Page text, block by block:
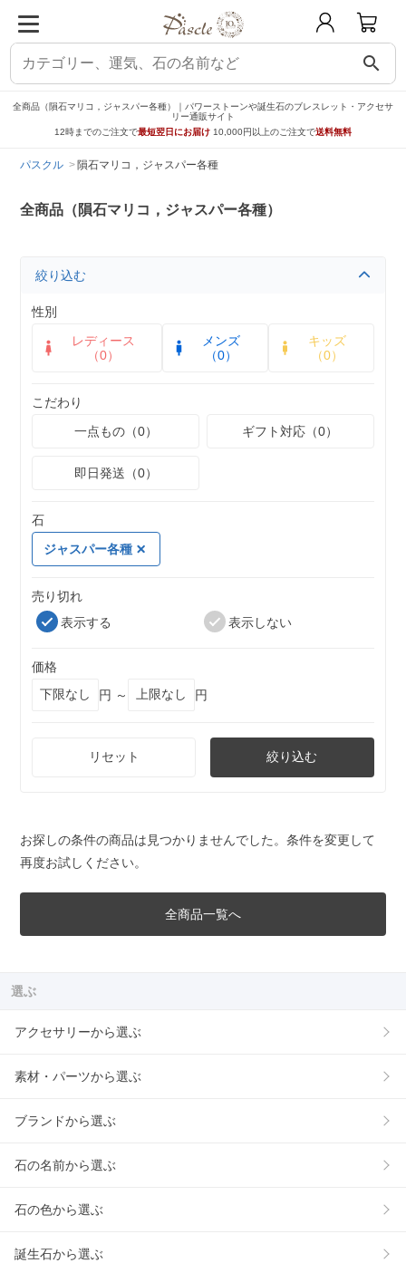
search
全商品（隕石マリコ，ジャスパー各種）｜パワーストーンや誕生石のブレスレット・アクセサ
リー通販サイト
12時までのご注文で最短翌日にお届け 10,000円以上のご注文で送料無料
パスクル 隕石マリコ，ジャスパー各種
全商品（隕石マリコ，ジャスパー各種）
絞り込む
性別
レディース
（0）
メンズ
（0）
キッズ
（0）
こだわり
一点もの（0）
ギフト対応（0）
即日発送（0）
石
ジャスパー各種
売り切れ
表示する
表示しない
価格
円 ～
円
リセット 絞り込む
お探しの条件の商品は見つかりませんでした。条件を変更して
再度お試しください。
全商品一覧へ
選ぶ
アクセサリーから選ぶ
素材・パーツから選ぶ
ブランドから選ぶ
石の名前から選ぶ
石の色から選ぶ
誕生石から選ぶ